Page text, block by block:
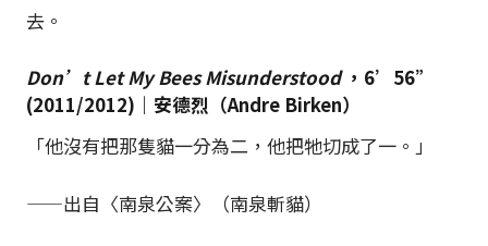
去。
Don’t Let My Bees Misunderstood，6’56”
(2011/2012)｜安德烈（Andre Birken）
「他沒有把那隻貓一分為二，他把牠切成了一。」
——出自〈南泉公案〉（南泉斬貓）